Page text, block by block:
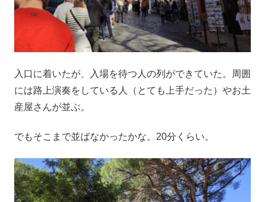
入口に着いたが、入場を待つ人の列ができていた。周囲
には路上演奏をしている人（とても上手だった）やお土
産屋さんが並ぶ。
でもそこまで並ばなかったかな。20分くらい。